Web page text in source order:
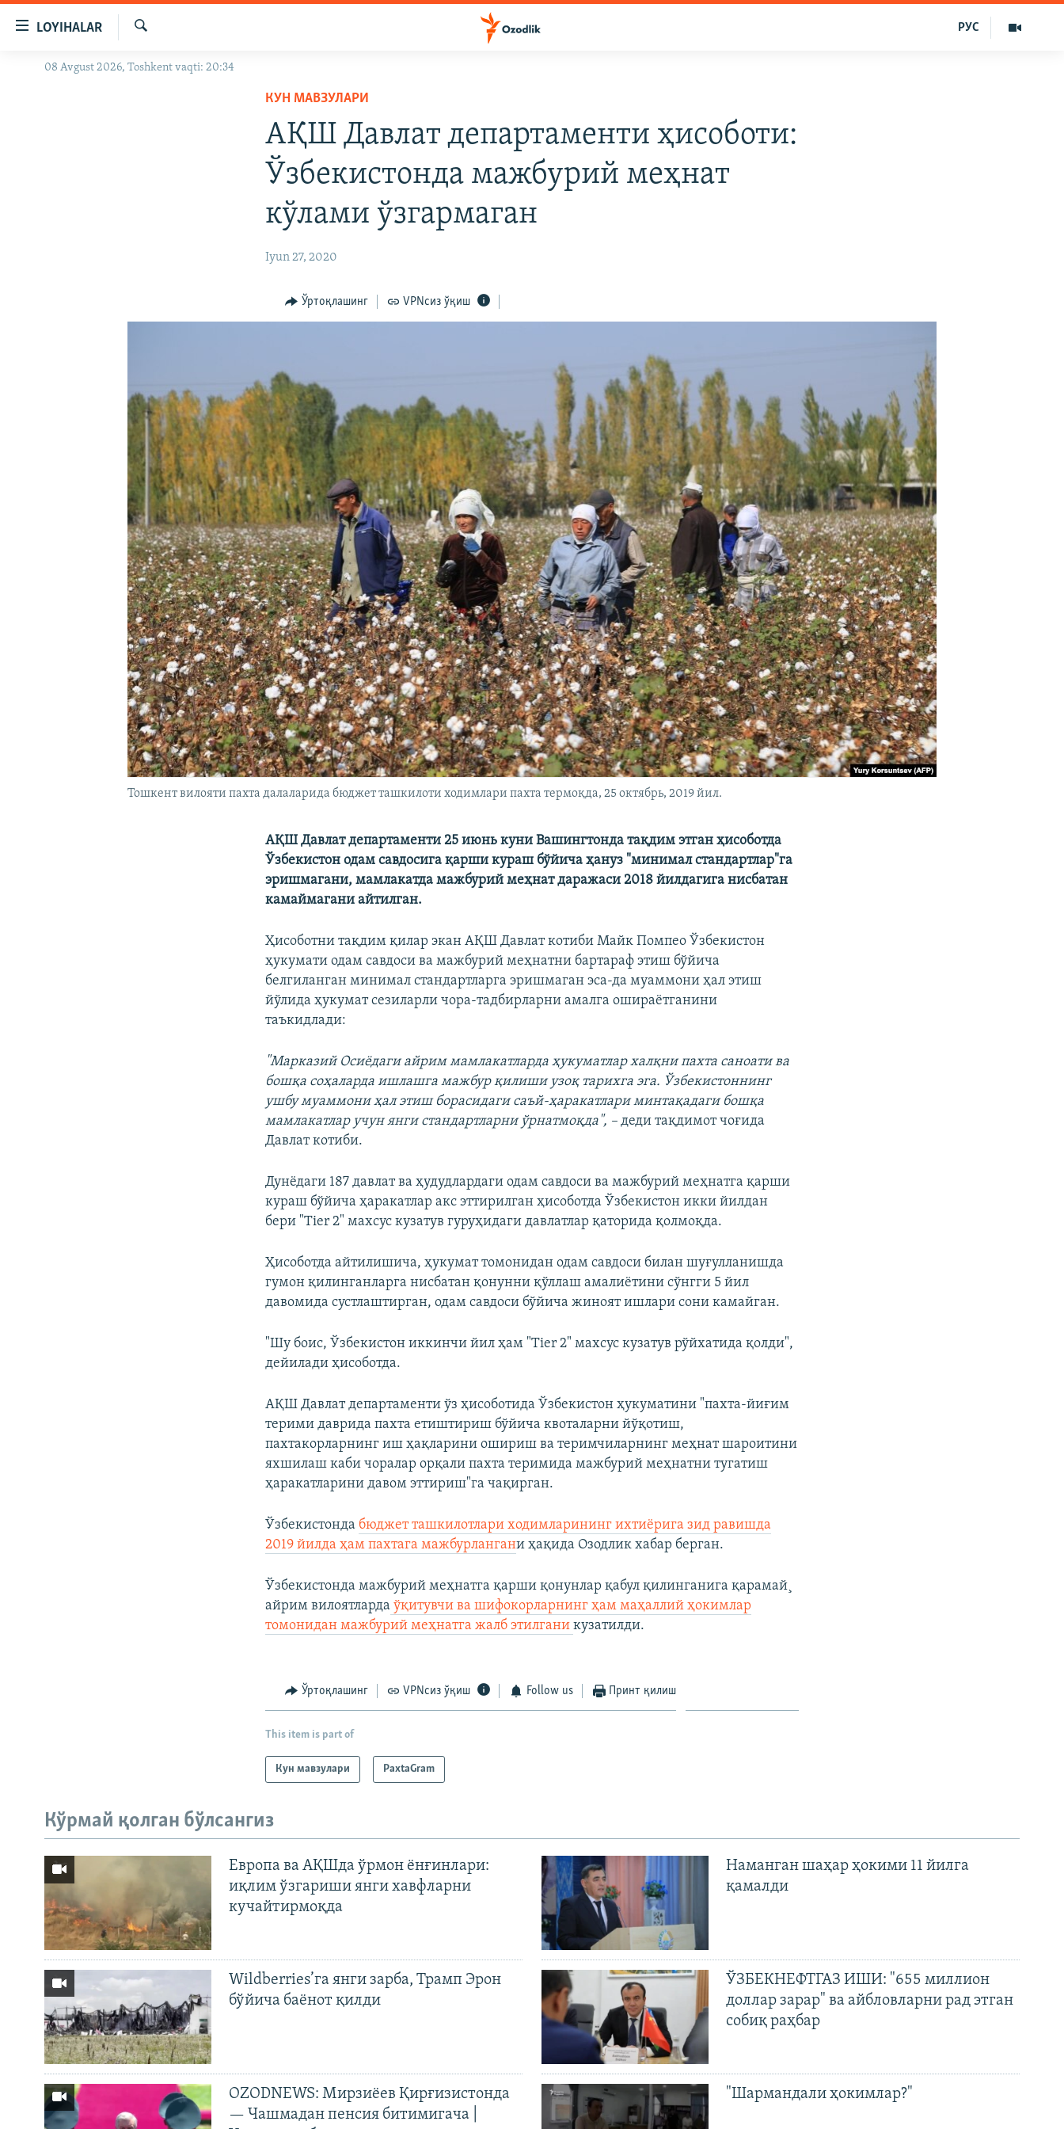
Бош
LOYIHALAR
OZODLIK SURISHTIRUVLARI
Излаш
РУС
08 Avgust 2026, Toshkent vaqti: 20:34
КУН МАВЗУЛАРИ
АҚШ Давлат департаменти ҳисоботи:
Ўзбекистонда мажбурий меҳнат
кўлами ўзгармаган
Iyun 27, 2020
Ўртоқлашинг VPNсиз ўқиш
Тошкент вилояти пахта далаларида бюджет ташкилоти ходимлари пахта термоқда, 25 октябрь, 2019 йил.
АҚШ Давлат департаменти 25 июнь куни Вашингтонда тақдим этган ҳисоботда
Ўзбекистон одам савдосига қарши кураш бўйича ҳануз "минимал стандартлар"га
эришмагани, мамлакатда мажбурий меҳнат даражаси 2018 йилдагига нисбатан
камаймагани айтилган.
Ҳисоботни тақдим қилар экан АҚШ Давлат котиби Майк Помпео Ўзбекистон
ҳукумати одам савдоси ва мажбурий меҳнатни бартараф этиш бўйича
белгиланган минимал стандартларга эришмаган эса-да муаммони ҳал этиш
йўлида ҳукумат сезиларли чора-тадбирларни амалга ошираётганини
таъкидлади:
"Марказий Осиёдаги айрим мамлакатларда ҳукуматлар халқни пахта саноати ва
бошқа соҳаларда ишлашга мажбур қилиши узоқ тарихга эга. Ўзбекистоннинг
ушбу муаммони ҳал этиш борасидаги саъй-ҳаракатлари минтақадаги бошқа
мамлакатлар учун янги стандартларни ўрнатмоқда", – деди тақдимот чоғида
Давлат котиби.
Дунёдаги 187 давлат ва ҳудудлардаги одам савдоси ва мажбурий меҳнатга қарши
кураш бўйича ҳаракатлар акс эттирилган ҳисоботда Ўзбекистон икки йилдан
бери "Tier 2" махсус кузатув гуруҳидаги давлатлар қаторида қолмоқда.
Ҳисоботда айтилишича, ҳукумат томонидан одам савдоси билан шуғулланишда
гумон қилинганларга нисбатан қонунни қўллаш амалиётини сўнгги 5 йил
давомида сустлаштирган, одам савдоси бўйича жиноят ишлари сони камайган.
"Шу боис, Ўзбекистон иккинчи йил ҳам "Tier 2" махсус кузатув рўйхатида қолди",
дейилади ҳисоботда.
АҚШ Давлат департаменти ўз ҳисоботида Ўзбекистон ҳукуматини "пахта-йиғим
терими даврида пахта етиштириш бўйича квоталарни йўқотиш,
пахтакорларнинг иш ҳақларини ошириш ва теримчиларнинг меҳнат шароитини
яхшилаш каби чоралар орқали пахта теримида мажбурий меҳнатни тугатиш
ҳаракатларини давом эттириш"га чақирган.
Ўзбекистонда бюджет ташкилотлари ходимларининг ихтиёрига зид равишда
2019 йилда ҳам пахтага мажбурлангани ҳақида Озодлик хабар берган.
Ўзбекистонда мажбурий меҳнатга қарши қонунлар қабул қилинганига қарамай¸
айрим вилоятларда ўқитувчи ва шифокорларнинг ҳам маҳаллий ҳокимлар
томонидан мажбурий меҳнатга жалб этилганикузатилди.
Ўртоқлашинг VPNсиз ўқиш Follow us Принт қилиш
This item is part of
Кун мавзулари PaxtaGram
Кўрмай қолган бўлсангиз
Европа ва АҚШда ўрмон ёнғинлари:
иқлим ўзгариши янги хавфларни
кучайтирмоқда
Wildberries’га янги зарба, Трамп Эрон
бўйича баёнот қилди
OZODNEWS: Мирзиёев Қирғизистонда
— Чашмадан пенсия битимигача |
Наманган шаҳар ҳокими 11 йилга
қамалди
ЎЗБЕКНЕФТГАЗ ИШИ: "655 миллион
доллар зарар" ва айбловларни рад этган
собиқ раҳбар
"Шармандали ҳокимлар?"